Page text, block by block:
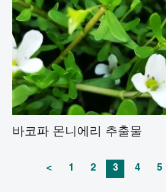
바코파 몬니에리 추출물
< 1 2 3 4 5